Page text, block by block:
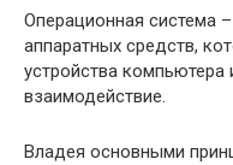
Операционная система
аппаратных средств,
устройства компьютера
взаимодействие.
Владея основными